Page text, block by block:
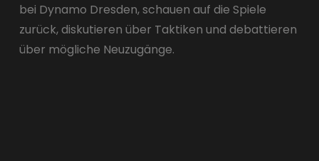
bei Dynamo Dresden, schauen auf die Spiele
zurück, diskutieren über Taktiken und debattieren
über mögliche Neuzugänge.